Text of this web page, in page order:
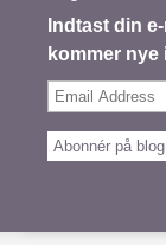
Indtast din
kommer
Email
Abonnér på blog